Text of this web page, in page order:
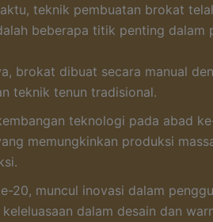
teknik pembuatan brokat
beberapa titik penting dalam
brokat dibuat secara manual
teknik tenun tradisional.
teknologi pada abad
memungkinkan produksi
20, muncul inovasi dalam
dalam desain dan